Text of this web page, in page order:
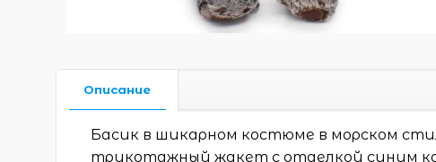
Описание
Басик в шикарном костюме в морском
трикотажный жакет с отделкой синим